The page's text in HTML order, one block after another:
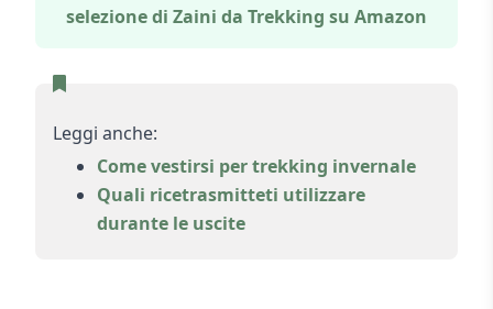
selezione di Zaini da Trekking su Amazon
Leggi anche:
Come vestirsi per trekking invernale
Quali ricetrasmitteti utilizzare
durante le uscite